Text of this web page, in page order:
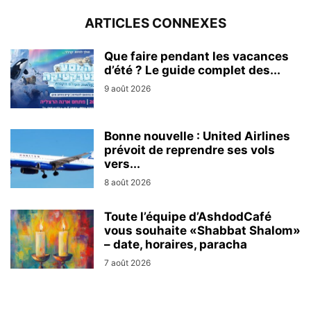
ARTICLES CONNEXES
Que faire pendant les vacances
d’été ? Le guide complet des...
9 août 2026
Bonne nouvelle : United Airlines
prévoit de reprendre ses vols
vers...
8 août 2026
Toute l’équipe d’AshdodCafé
vous souhaite «Shabbat Shalom»
– date, horaires, paracha
7 août 2026